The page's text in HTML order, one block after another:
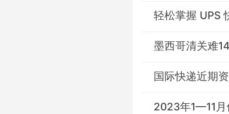
轻松掌握 UPS
墨西哥清关难
国际快递近期
2023年1—11月